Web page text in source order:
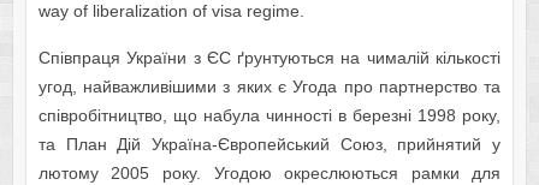
way of liberalization of visa regime.
Співпраця України з ЄС ґрунтуються на чималій кількості
угод, найважливішими з яких є Угода про партнерство та
співробітництво, що набула чинності в березні 1998 року,
та План Дій Україна-Європейський Союз, прийнятий у
лютому 2005 року. Угодою окреслюються рамки для